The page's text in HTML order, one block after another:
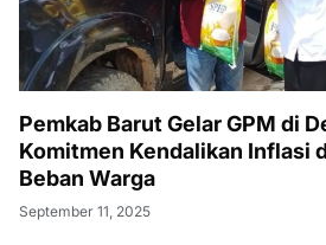
Pemkab Barut Gelar GPM di
Komitmen Kendalikan Inflasi
Beban Warga
September 11, 2025